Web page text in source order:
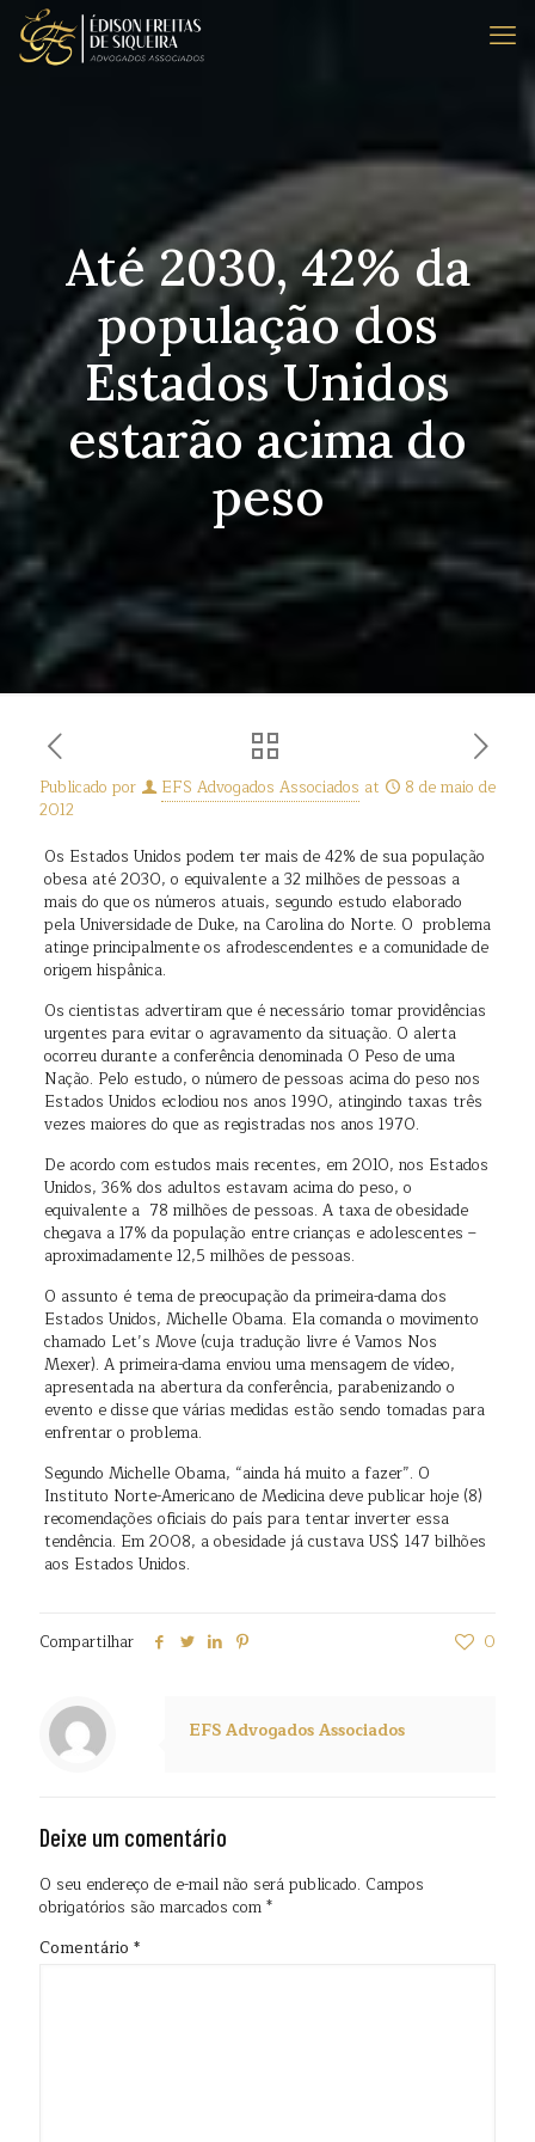
Até 2030, 42% da
população dos
Estados Unidos
estarão acima do
peso
Publicado por EFS Advogados Associados at
8 de maio de
2012
Os Estados Unidos podem ter mais de 42% de sua população
obesa até 2030, o equivalente a 32 milhões de pessoas a
mais do que os números atuais, segundo estudo elaborado
pela Universidade de Duke, na Carolina do Norte. O problema
atinge principalmente os afrodescendentes e a comunidade de
origem hispânica.
Os cientistas advertiram que é necessário tomar providências
urgentes para evitar o agravamento da situação. O alerta
ocorreu durante a conferência denominada O Peso de uma
Nação. Pelo estudo, o número de pessoas acima do peso nos
Estados Unidos eclodiou nos anos 1990, atingindo taxas três
vezes maiores do que as registradas nos anos 1970.
De acordo com estudos mais recentes, em 2010, nos Estados
Unidos, 36% dos adultos estavam acima do peso, o
equivalente a 78 milhões de pessoas. A taxa de obesidade
chegava a 17% da população entre crianças e adolescentes –
aproximadamente 12,5 milhões de pessoas.
O assunto é tema de preocupação da primeira-dama dos
Estados Unidos, Michelle Obama. Ela comanda o movimento
chamado Let’s Move (cuja tradução livre é Vamos Nos
Mexer). A primeira-dama enviou uma mensagem de vídeo,
apresentada na abertura da conferência, parabenizando o
evento e disse que várias medidas estão sendo tomadas para
enfrentar o problema.
Segundo Michelle Obama, “ainda há muito a fazer”. O
Instituto Norte-Americano de Medicina deve publicar hoje (8)
recomendações oficiais do país para tentar inverter essa
tendência. Em 2008, a obesidade já custava US$ 147 bilhões
aos Estados Unidos.
Compartilhar 0
EFS Advogados Associados
Deixe um comentário
O seu endereço de e-mail não será publicado. Campos
obrigatórios são marcados com*
Comentário *